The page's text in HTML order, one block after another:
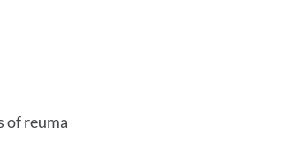
of reuma